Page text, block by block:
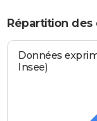
Répartition des
Données
Insee)